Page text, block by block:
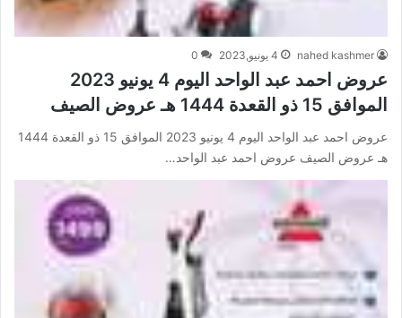
nahed kashmer 4 يونيو,2023 0
عروض احمد عبد الواحد اليوم 4 يونيو 2023
الموافق 15 ذو القعدة 1444 هـ عروض الصيف
عروض احمد عبد الواحد اليوم 4 يونيو 2023 الموافق 15 ذو القعدة 1444
هـ عروض الصيف عروض احمد عبد الواحد…